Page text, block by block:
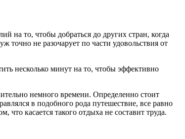
на то, чтобы добраться до других стран, когда
точно не разочарует по части удовольствия от
несколько минут на то, чтобы эффективно
немного времени. Определенно стоит
в подобного рода путешествие, все равно
касается такого отдыха не составит труда.